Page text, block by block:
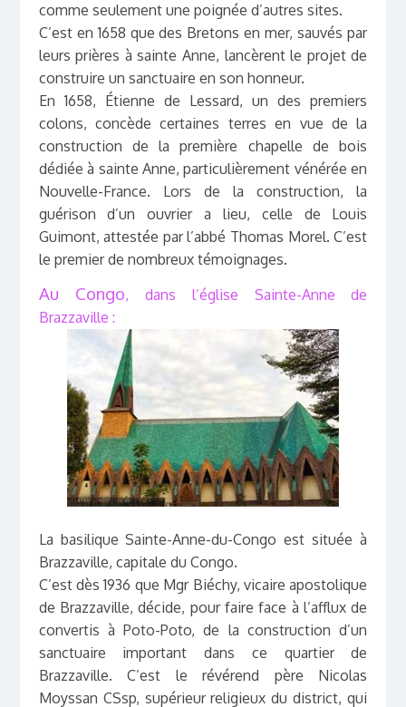
comme seulement une poignée d’autres sites.
C’est en 1658 que des Bretons en mer, sauvés par
leurs prières à sainte Anne, lancèrent le projet de
construire un sanctuaire en son honneur.
En 1658, Étienne de Lessard, un des premiers
colons, concède certaines terres en vue de la
construction de la première chapelle de bois
dédiée à sainte Anne, particulièrement vénérée en
Nouvelle-France. Lors de la construction, la
guérison d’un ouvrier a lieu, celle de Louis
Guimont, attestée par l’abbé Thomas Morel. C’est
le premier de nombreux témoignages.
Au Congo, dans l’église Sainte-Anne de
Brazzaville :
La basilique Sainte-Anne-du-Congo est située à
Brazzaville, capitale du Congo.
C’est dès 1936 que Mgr Biéchy, vicaire apostolique
de Brazzaville, décide, pour faire face à l’afflux de
convertis à Poto-Poto, de la construction d’un
sanctuaire important dans ce quartier de
Brazzaville. C’est le révérend père Nicolas
Moyssan CSsp, supérieur religieux du district, qui